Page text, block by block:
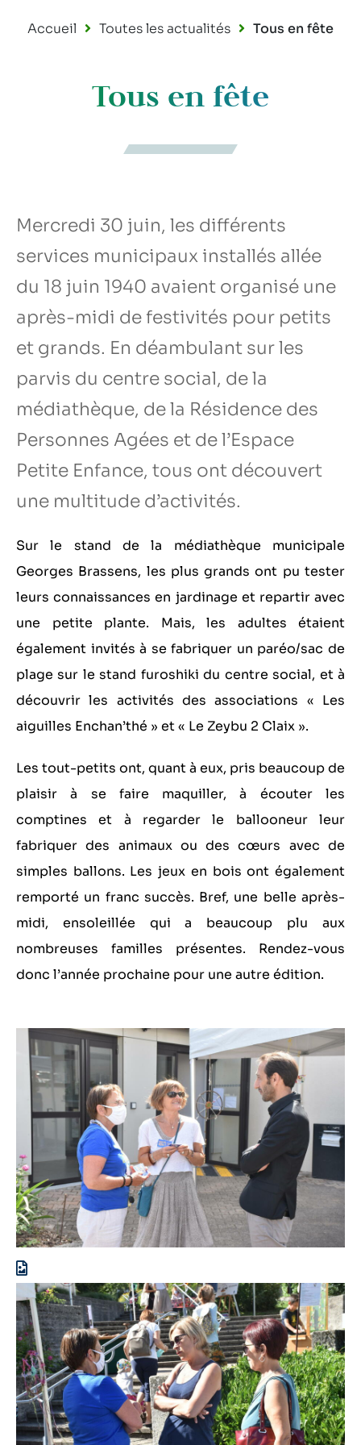
Accueil Toutes les actualités Tous en fête
Tous en fête
Mercredi 30 juin, les différents
services municipaux installés allée
du 18 juin 1940 avaient organisé une
après-midi de festivités pour petits
et grands. En déambulant sur les
parvis du centre social, de la
médiathèque, de la Résidence des
Personnes Agées et de l’Espace
Petite Enfance, tous ont découvert
une multitude d’activités.
Sur le stand de la médiathèque municipale
Georges Brassens, les plus grands ont pu tester
leurs connaissances en jardinage et repartir avec
une petite plante. Mais, les adultes étaient
également invités à se fabriquer un paréo/sac de
plage sur le stand furoshiki du centre social, et à
découvrir les activités des associations « Les
aiguilles Enchan’thé » et « Le Zeybu 2 Claix ».
Les tout-petits ont, quant à eux, pris beaucoup de
plaisir à se faire maquiller, à écouter les
comptines et à regarder le ballooneur leur
fabriquer des animaux ou des cœurs avec de
simples ballons. Les jeux en bois ont également
remporté un franc succès. Bref, une belle après-
midi, ensoleillée qui a beaucoup plu aux
nombreuses familles présentes. Rendez-vous
donc l’année prochaine pour une autre édition.